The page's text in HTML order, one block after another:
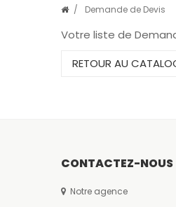
/ Demande de Devis
Votre liste de
RETOUR AU
CONTACTEZ-NOUS
Notre agence